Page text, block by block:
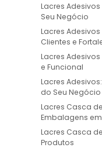
Lacres
Seu Negócio
Lacres
Clientes e
Lacres
e Funcional
Lacres
do Seu Negócio
Lacres Casca
Embalagens
Lacres Casca
Produtos